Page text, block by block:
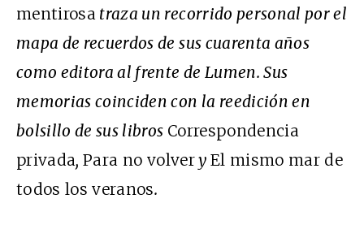
mentirosa traza un recorrido personal por el
mapa de recuerdos de sus cuarenta años
como editora al frente de Lumen. Sus
memorias coinciden con la reedición en
bolsillo de sus libros Correspondencia
privada,Para no volvery El mismo mar de
todos los veranos.